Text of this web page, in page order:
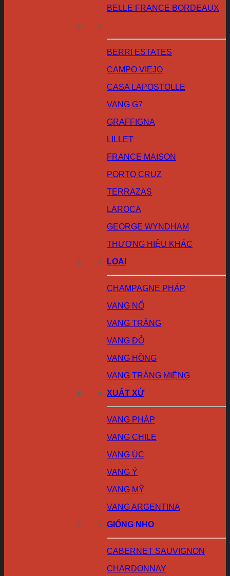
BELLE FRANCE BORDEAUX
BERRI ESTATES
CAMPO VIEJO
CASA LAPOSTOLLE
VANG G7
GRAFFIGNA
LILLET
FRANCE MAISON
PORTO CRUZ
TERRAZAS
LAROCA
GEORGE WYNDHAM
THƯƠNG HIỆU KHÁC
LOẠI
CHAMPAGNE PHÁP
VANG NỔ
VANG TRẮNG
VANG ĐỎ
VANG HỒNG
VANG TRÁNG MIỆNG
XUẤT XỨ
VANG PHÁP
VANG CHILE
VANG ÚC
VANG Ý
VANG MỸ
VANG ARGENTINA
GIỐNG NHO
CABERNET SAUVIGNON
CHARDONNAY